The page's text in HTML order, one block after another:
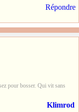
Répondre
pour bosser. Qui vit sans
Klimrod